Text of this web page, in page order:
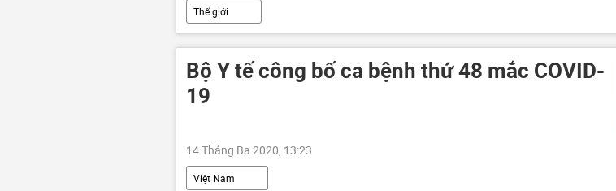
Thế giới
Bộ Y tế công bố ca bệnh thứ 48 mắc COVID-
19
14 Tháng Ba 2020, 13:23
Việt Nam